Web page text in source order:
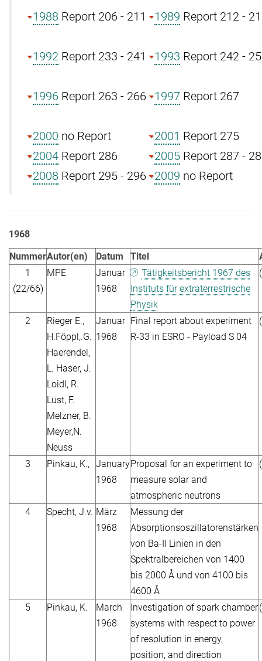
1988 Report 206 - 211 1989 Report 212 -
1992 Report 233 - 241 1993 Report 242 -
1996 Report 263 - 266 1997 Report 267
2000 no Report 2001 Report 275
2004 Report 286 2005 Report 287 -
2008 Report 295 - 296 2009 no Report
1968
NummerAutor(en) Datum Titel
1
(22/66)
MPE
Januar
1968
Tätigkeitsbericht 1967 des
Instituts für extraterrestrische
Physik
2
Rieger E.,
H.Föppl,.G.
Haerendel,
L. Haser, J.
Loidl, R.
Lüst, F.
Melzner, B.
Meyer,N.
Neuss
Januar
1968
Final report about experiment
R-33 in ESRO - Payload S 04
3 Pinkau, K., January
1968
Proposal for an experiment to
measure solar and
atmospheric neutrons
4 Specht, J.v. März
1968
Messung der
Absorptionsoszillatorenstärken
von Ba-II Linien in den
Spektralbereichen von 1400
bis 2000 Å und von 4100 bis
4600 Å
5
Pinkau, K.
March
1968
Investigation of spark chamber
systems with respect to power
of resolution in energy,
position, and direction